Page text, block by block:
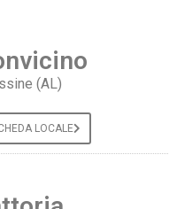
(AL)
LOCALE